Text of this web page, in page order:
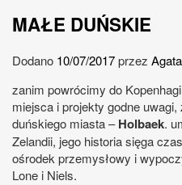
MAŁE DUŃSKIE
Dodano 10/07/2017przez Agata
zanim powrócimy do
miejsca i projekty godne
duńskiego miasta –Holbaek.
Zelandii, jego historia sięga
ośrodek przemysłowy i
Lone i Niels.